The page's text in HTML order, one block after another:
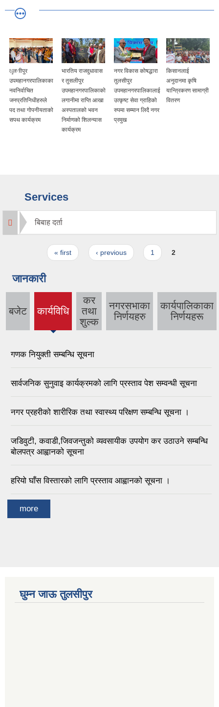
गोपनीयताको
भारतिय राजदुधावास
र तुसलीपुर
उपमहानगरपालिकाको
लगानीमा राप्ति आखा
अस्पतालको भवन
निर्माणको शिलन्यास
नगर विकास कोषद्धारा
उपमहानगरपालिकालाई
उत्कृष्ट सेवा ग्राहिको
रुपमा सम्मान लिदै नगर
प्रमुख
किसानलाई
अनुदानमा कृषि
यान्त्रिकरण सामाग्री
वितरण
Services
बिबाह दर्ता
« first ‹ previous 1 2
जानकारी
बजेट कार्यविधि
(active
कर
तथा
शुल्क
नगरसभाका
निर्णयहरु
कार्यपालिकाका
निर्णयहरू
गणक नियुक्ती सम्बन्धि सूचना
सार्वजनिक सुनुवाइ कार्यक्रमको लागि प्रस्ताव पेश सम्वन्धी सूचना
नगर प्रहरीको शारीरिक तथा स्वास्थ्य परिक्षण सम्बन्धि सूचना ।
जडिवुटी, कवाडी,जिवजन्तुको व्यवसायीक उपयोग कर उठाउने सम्बन्धि
बोलपत्र आह्वानको सूचना
हरियो घाँस विस्तारको लागि प्रस्ताव आह्वानको सूचना ।
more
घुम्न जाऊ तुलसीपुर